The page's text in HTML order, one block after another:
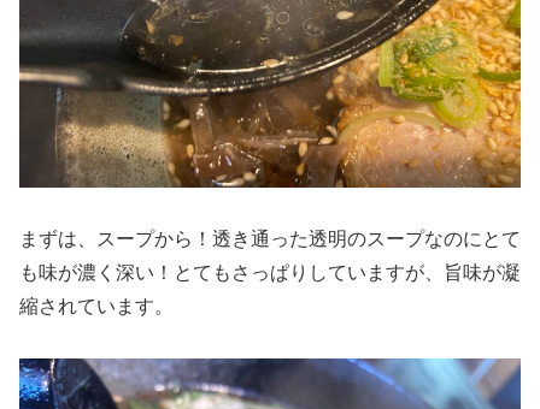
まずは、スープから！透き通った透明のスープなのにとて
も味が濃く深い！とてもさっぱりしていますが、旨味が凝
縮されています。